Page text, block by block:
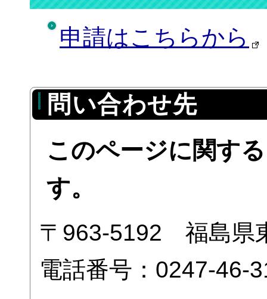
申請はこちらから
問い合わせ先
このページに関す
す。
〒963-5192 福島県
電話番号：0247-46-